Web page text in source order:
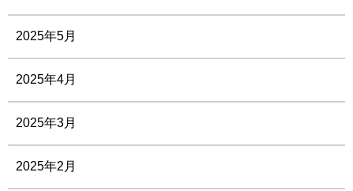
2025年5月
2025年4月
2025年3月
2025年2月